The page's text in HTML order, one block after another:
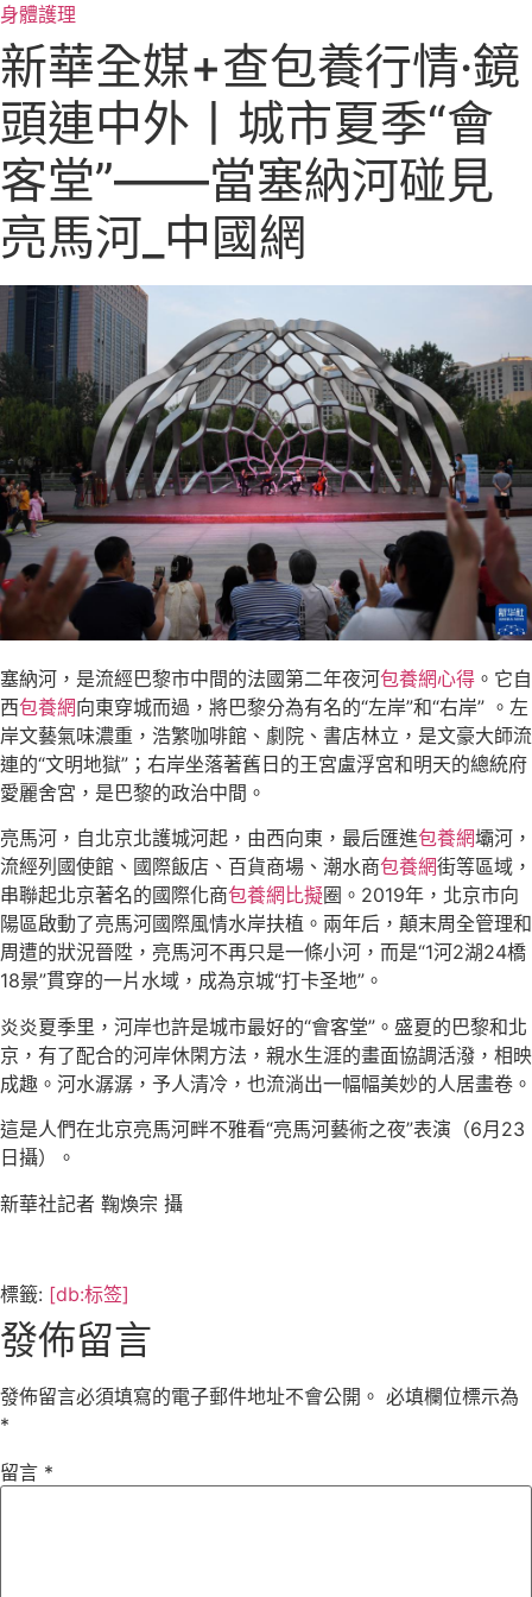
跳
至
主
要
內
容
身體護理
新華全媒+查包養行情·鏡
頭連中外丨城市夏季“會
客堂”——當塞納河碰見
亮馬河_中國網
塞納河，是流經巴黎市中間的法國第二年夜河包養網心得 。它自
西包養網向東穿城而過，將巴黎分為有名的“左岸”和“右岸” 。左
岸文藝氣味濃重，浩繁咖啡館、劇院、書店林立，是文豪大師流
連的“文明地獄”；右岸坐落著舊日的王宮盧浮宮和明天的總統府
愛麗舍宮，是巴黎的政治中間。
亮馬河，自北京北護城河起，由西向東，最后匯進包養網壩河，
流經列國使館、國際飯店、百貨商場、潮水商包養網街等區域，
串聯起北京著名的國際化商包養網比擬圈。2019年，北京市向
陽區啟動了亮馬河國際風情水岸扶植。兩年后，顛末周全管理和
周遭的狀況晉陞，亮馬河不再只是一條小河，而是“1河2湖24橋
18景”貫穿的一片水域，成為京城“打卡圣地”。
炎炎夏季里，河岸也許是城市最好的“會客堂”。盛夏的巴黎和北
京，有了配合的河岸休閑方法，親水生涯的畫面協調活潑，相映
成趣。河水潺潺，予人清冷，也流淌出一幅幅美妙的人居畫卷。
這是人們在北京亮馬河畔不雅看“亮馬河藝術之夜”表演（6月23
日攝）。
新華社記者 鞠煥宗 攝
標籤: [db:标签]
發佈留言
發佈留言必須填寫的電子郵件地址不會公開。 必填欄位標示為
*
留言 *